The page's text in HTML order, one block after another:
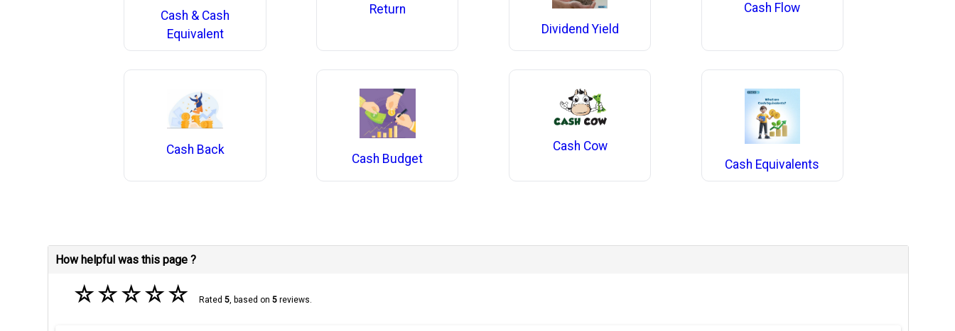
Cash & Cash
Equivalent
Return
Dividend Yield
Cash Flow
Cash Back
Cash Budget
Cash Cow
Cash Equivalents
How helpful was this page ?
☆☆☆☆☆ Rated 5, based on 5reviews.